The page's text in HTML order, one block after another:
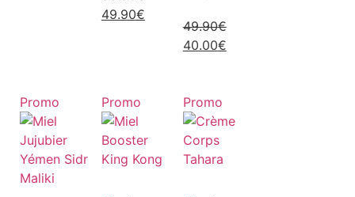
49.90€
49.90€
40.00€
Promo Promo Promo